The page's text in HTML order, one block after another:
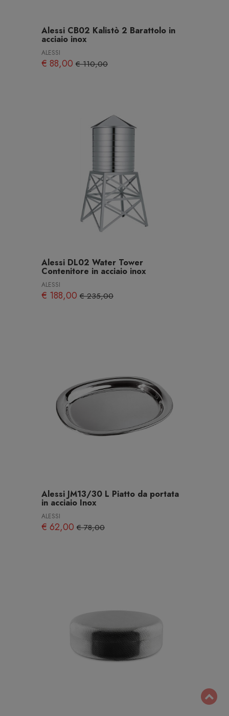
Alessi CB02 Kalistò 2 Barattolo in
acciaio inox
ALESSI
€ 88,00€ 110,00
Alessi DL02 Water Tower
Contenitore in acciaio inox
ALESSI
€ 188,00€ 235,00
Alessi JM13/30 L Piatto da portata
in acciaio Inox
ALESSI
€ 62,00€ 78,00